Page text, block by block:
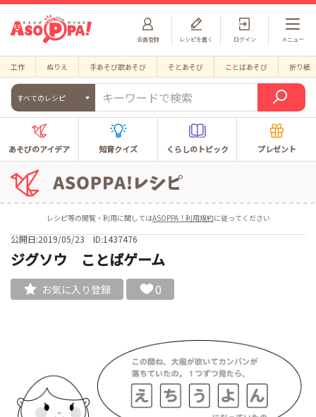
会員登録 ログイン
レシピを書く メニュー
工作 ぬりえ 手あそび歌あそび そとあそび ことばあそび 折り紙
すべてのレシピ
あそびのアイデア 知育クイズ くらしのトピック プレゼント
レシピ等の閲覧・利用に関してはASOPPA！利用規約に従ってください
公開日:2019/05/23 ID:1437476
ジグソウ ことばゲーム
お気に入り登録 0